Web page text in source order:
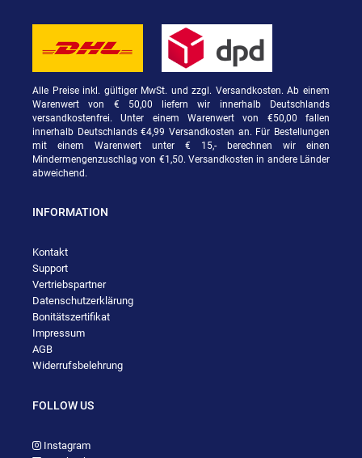
Alle Preise inkl. gültiger MwSt. und zzgl. Versandkosten. Ab einem
Warenwert von € 50,00 liefern wir innerhalb Deutschlands
versandkostenfrei. Unter einem Warenwert von €50,00 fallen
innerhalb Deutschlands €4,99 Versandkosten an. Für Bestellungen
mit einem Warenwert unter € 15,- berechnen wir einen
Mindermengenzuschlag von €1,50. Versandkosten in andere Länder
abweichend.
INFORMATION
Kontakt
Support
Vertriebspartner
Datenschutzerklärung
Bonitätszertifikat
Impressum
AGB
Widerrufsbelehrung
FOLLOW US
Instagram